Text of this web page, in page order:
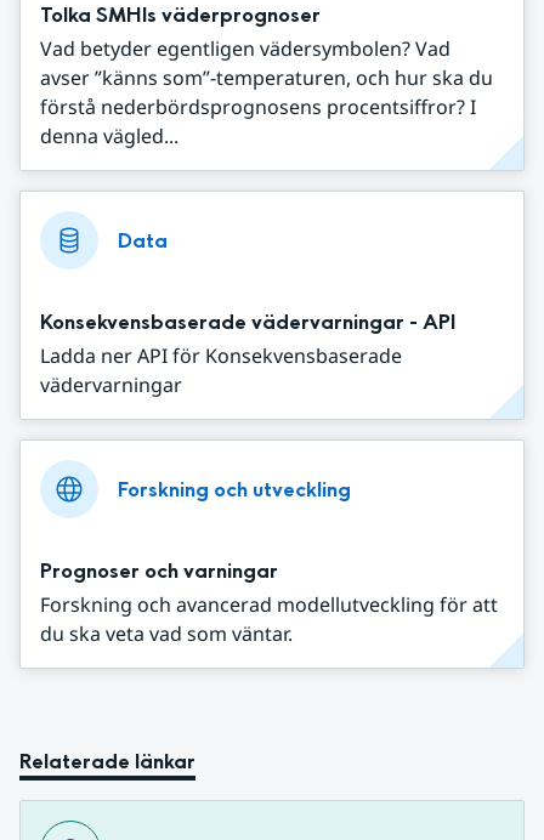
Tolka SMHIs väderprognoser
Vad betyder egentligen vädersymbolen? Vad
avser ”känns som”-temperaturen, och hur ska du
förstå nederbördsprognosens procentsiffror? I
denna vägled...
Data
Konsekvensbaserade vädervarningar - API
Ladda ner API för Konsekvensbaserade
vädervarningar
Forskning och utveckling
Prognoser och varningar
Forskning och avancerad modellutveckling för att
du ska veta vad som väntar.
Relaterade länkar